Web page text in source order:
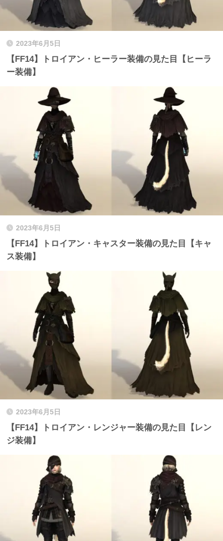
2023年6月5日
【FF14】トロイアン・ヒーラー装備の見た目【ヒーラ
ー装備】
2023年6月5日
【FF14】トロイアン・キャスター装備の見た目【キャ
ス装備】
2023年6月5日
【FF14】トロイアン・レンジャー装備の見た目【レン
ジ装備】